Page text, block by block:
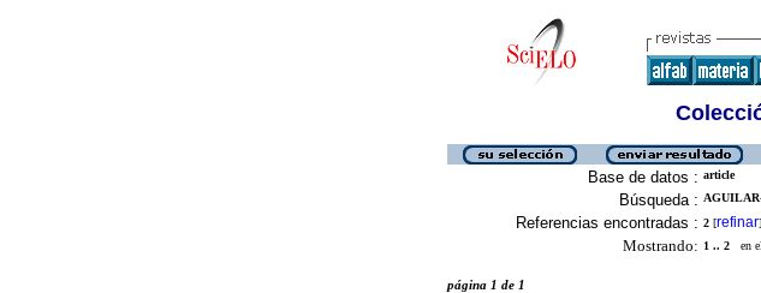
Base de datos : article
Búsqueda :
Referencias encontradas : 2 [refinar]
Mostrando: 1 .. 2 en
página 1 de 1